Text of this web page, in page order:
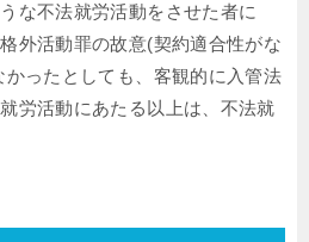
な不法就労活動をさせた者に
外活動罪の故意(契約適合性がな
ったとしても、客観的に入管法
労活動にあたる以上は、不法就